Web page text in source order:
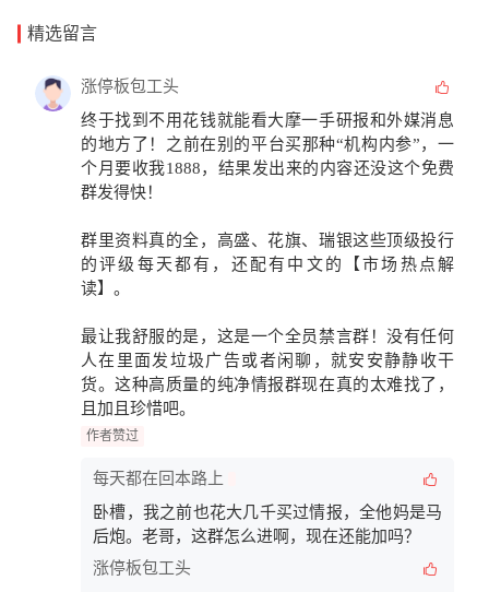
精选留言
涨停板包工头
终于找到不用花钱就能看大摩一手研报和外媒消息
的地方了！之前在别的平台买那种“机构内参”，一
个月要收我1888，结果发出来的内容还没这个免费
群发得快！
群里资料真的全，高盛、花旗、瑞银这些顶级投行
的评级每天都有，还配有中文的
【市场热点解
读】 。
最让我舒服的是，这是一个全员禁言群 ！没有任何
人在里面发垃圾广告或者闲聊，就安安静静收干
货。这种高质量的纯净情报群现在真的太难找了，
且加且珍惜吧。
作者赞过
每天都在回本路上
卧槽，我之前也花大几千买过情报，全他妈是马
后炮。老哥，这群怎么进啊，现在还能加吗？
涨停板包工头